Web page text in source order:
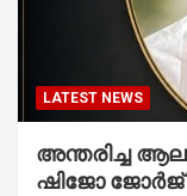
LATEST NEWS
അന്തരിച്ച
ഷിജോ ജോർജ്